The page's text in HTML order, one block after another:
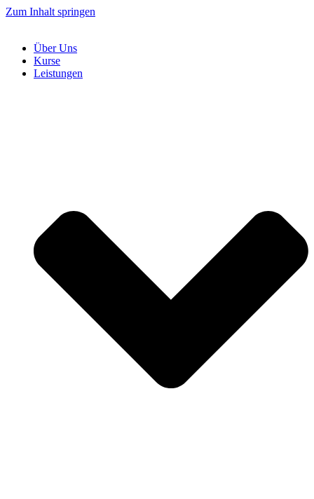
Zum Inhalt springen
Über Uns
Kurse
Leistungen